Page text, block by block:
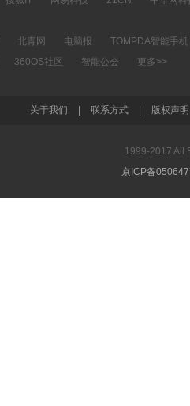
北青网 电脑报
TOMPDA智能手机
360OS社区 智能公会 更多>>
关于我们 联系方式 版权声明
1999-2017 All
京ICP备